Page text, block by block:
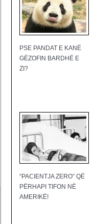
PSE PANDAT E KANË
GËZOFIN BARDHË E
ZI?
“PACIENTJA ZERO” QË
PËRHAPI TIFON NË
AMERIKË!